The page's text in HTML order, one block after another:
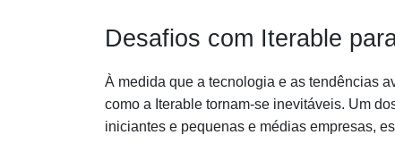
Desafios com Iterable
À medida que a tecnologia e as tendências
como a Iterable tornam-se inevitáveis. Um
iniciantes e pequenas e médias empresas,